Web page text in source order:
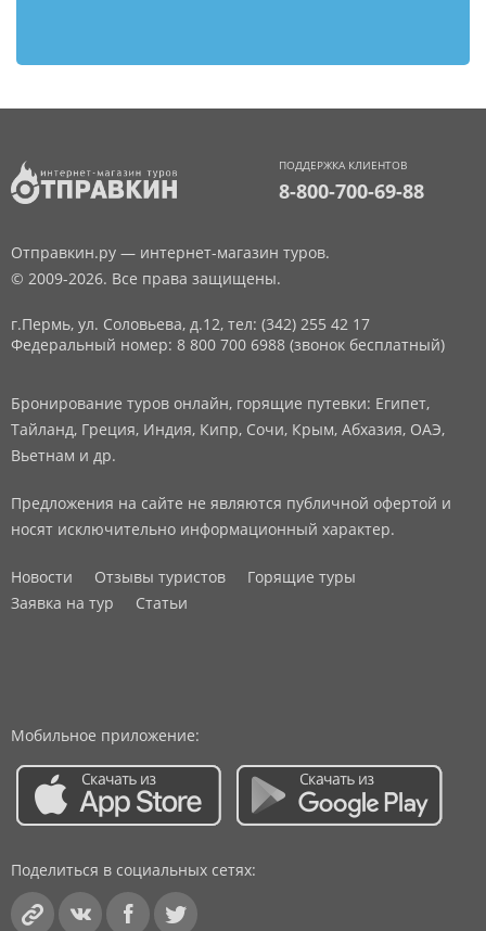
ПОДДЕРЖКА КЛИЕНТОВ
8-800-700-69-88
Отправкин.ру — интернет-магазин туров.
© 2009-2026. Все права защищены.
г.Пермь, ул. Соловьева, д.12, тел: (342) 255 42 17
Федеральный номер: 8 800 700 6988 (звонок бесплатный)
Бронирование туров онлайн, горящие путевки: Египет,
Тайланд, Греция, Индия, Кипр, Сочи, Крым, Абхазия, ОАЭ,
Вьетнам и др.
Предложения на сайте не являются публичной офертой и
носят исключительно информационный характер.
Новости Отзывы туристов
Горящие туры
Заявка на тур
Статьи
Мобильное приложение:
Поделиться в социальных сетях: